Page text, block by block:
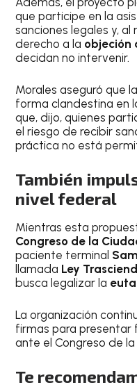
que participe en la
sanciones legales y,
derecho a la objeción
decidan no intervenir.
Morales aseguró que la
forma clandestina en
que, dijo, quienes
el riesgo de recibir
práctica no está
También
nivel federal
Mientras esta
Congreso de la
paciente terminal
llamada Ley
busca legalizar la
La organización
firmas para
ante el Congreso de
Te